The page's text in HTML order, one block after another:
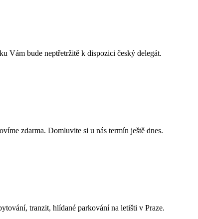
Vám bude neptřetržitě k dispozici český delegát.
zdarma. Domluvite si u nás termín ještě dnes.
tranzit, hlídané parkování na letišti v Praze.